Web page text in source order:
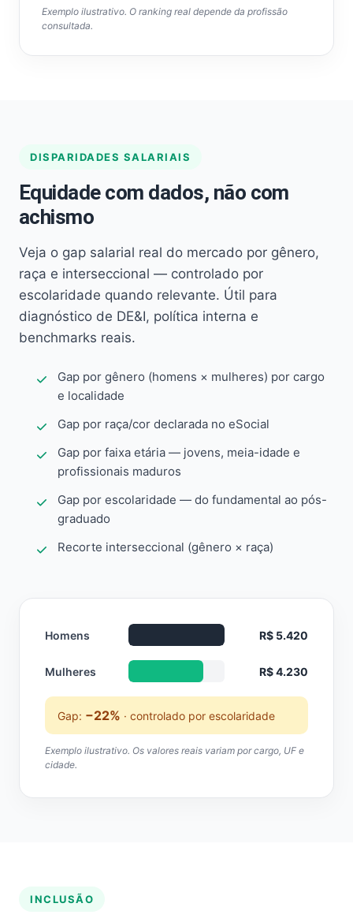
Exemplo ilustrativo. O ranking real depende da profissão
consultada.
DISPARIDADES SALARIAIS
Equidade com dados, não com
achismo
Veja o gap salarial real do mercado por gênero,
raça e interseccional — controlado por
escolaridade quando relevante. Útil para
diagnóstico de DE&I, política interna e
benchmarks reais.
Gap por gênero (homens × mulheres) por cargo
e localidade
Gap por raça/cor declarada no eSocial
Gap por faixa etária — jovens, meia-idade e
profissionais maduros
Gap por escolaridade — do fundamental ao pós-
graduado
Recorte interseccional (gênero × raça)
Homens R$ 5.420
Mulheres R$ 4.230
Gap: −22% · controlado por escolaridade
Exemplo ilustrativo. Os valores reais variam por cargo, UF e
cidade.
INCLUSÃO